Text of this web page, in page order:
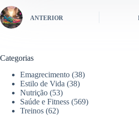
ANTERIOR
Categorias
Emagrecimento (38)
Estilo de Vida (38)
Nutrição (53)
Saúde e Fitness (569)
Treinos (62)